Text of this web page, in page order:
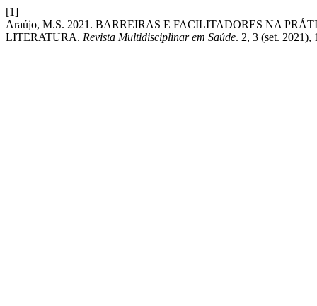
[1]
Araújo, M.S. 2021. BARREIRAS E FACILITADORES NA
LITERATURA. Revista Multidisciplinar em Saúde. 2, 3 (set. 2021),